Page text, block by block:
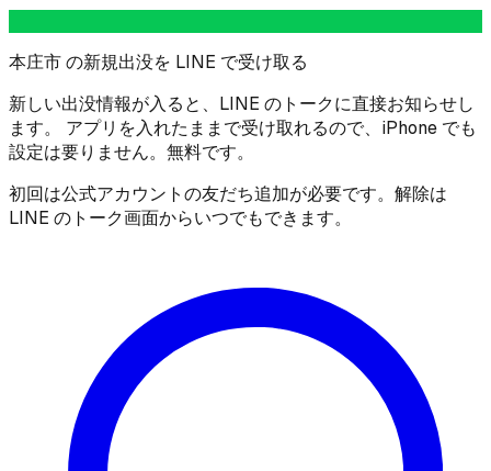
本庄市 の新規出没を LINE で受け取る
新しい出没情報が入ると、LINE のトークに直接お知らせし
ます。 アプリを入れたままで受け取れるので、iPhone でも
設定は要りません。無料です。
初回は公式アカウントの友だち追加が必要です。解除は
LINE のトーク画面からいつでもできます。